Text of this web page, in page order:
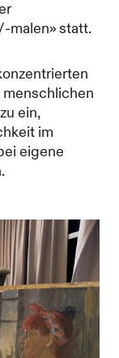
malen» statt.
ein,
im
eigene